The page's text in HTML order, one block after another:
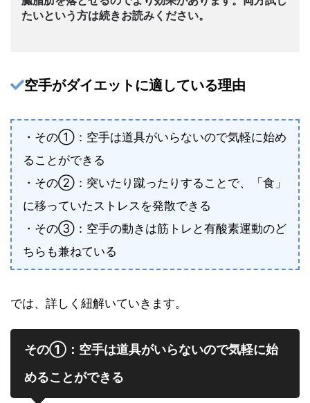
たいという方は続きお読みください。
空手がダイエットに適している理由
・その①：空手は道具がいらないので気軽に始め
ることができる
・その②：突いたり蹴ったりすることで、「食」
に移っていたストレスを発散できる
・その③：空手の動きは筋トレと有酸素運動のど
ちらも兼ねている
では、詳しく紐解いていきます。
その①：空手は道具がいらないので気軽に始
めることができる